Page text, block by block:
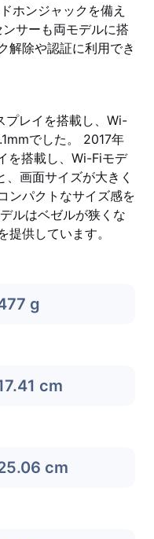
ホンジャックを備え
サーも両モデルに搭
解除や認証に利用でき
プレイを搭載し、Wi-
でした。 2017年
を搭載し、Wi-Fiモデ
画面サイズが大きく
ンパクトなサイズ感を
ルはベゼルが狭くな
提供しています。
g
cm
cm